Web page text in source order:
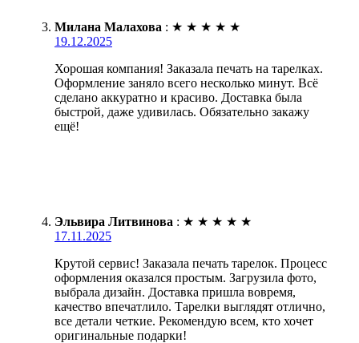
Милана Малахова : ★ ★ ★ ★ ★
19.12.2025
Хорошая компания! Заказала печать на тарелках.
Оформление заняло всего несколько минут. Всё
сделано аккуратно и красиво. Доставка была
быстрой, даже удивилась. Обязательно закажу
ещё!
Эльвира Литвинова : ★ ★ ★ ★ ★
17.11.2025
Крутой сервис! Заказала печать тарелок. Процесс
оформления оказался простым. Загрузила фото,
выбрала дизайн. Доставка пришла вовремя,
качество впечатлило. Тарелки выглядят отлично,
все детали четкие. Рекомендую всем, кто хочет
оригинальные подарки!